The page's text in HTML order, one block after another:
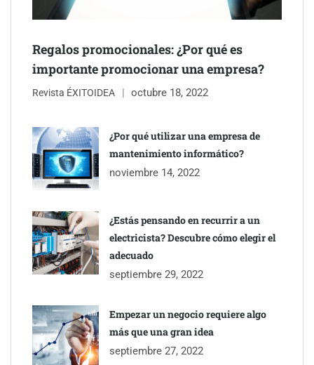
The Factory School explica por qué aprender herramientas de
IA ya no es suficiente para los profesionales de la arquitectura
Regalos promocionales: ¿Por qué es
importante promocionar una empresa?
Revista ÉXITOIDEA octubre 18, 2022
¿Por qué utilizar una empresa de
mantenimiento informático?
noviembre 14, 2022
¿Estás pensando en recurrir a un
electricista? Descubre cómo elegir el
adecuado
septiembre 29, 2022
Empezar un negocio requiere algo
más que una gran idea
septiembre 27, 2022